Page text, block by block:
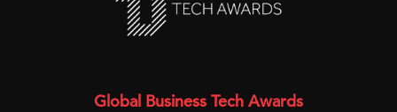
Global Business Tech Awards